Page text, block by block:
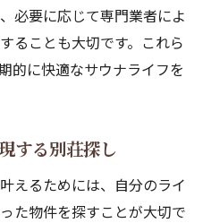
必要に応じて専門業者によ
ることも大切です。これら
的に快適なサウナライフを
する別荘探し
えるためには、自分のライ
た物件を探すことが大切で